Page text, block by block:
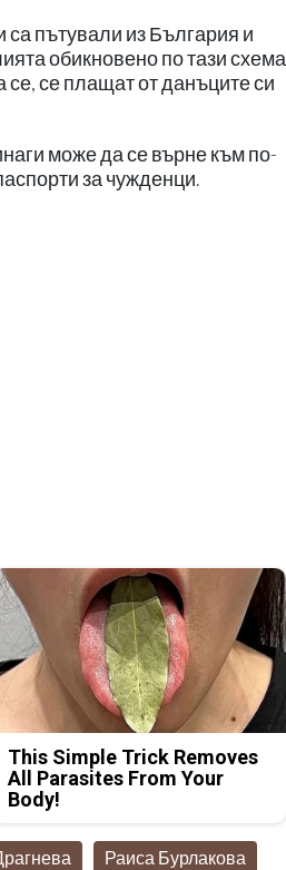
пътували из България и
обикновено по тази схема
се плащат от данъците си
може да се върне към по-
за чужденци.
This Simple Trick Removes
All Parasites From Your
Body!
Раиса Бурлакова